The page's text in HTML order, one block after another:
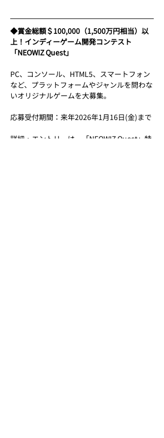
◆賞金総額＄100,000（1,500万円相当）以
上！インディーゲーム開発コンテスト
「NEOWIZ Quest」
PC、コンソール、HTML5、スマートフォン
など、プラットフォームやジャンルを問わな
いオリジナルゲームを大募集。
応募受付期間：来年2026年1月16日(金)まで
詳細・エントリーは、「NEOWIZ Quest」特